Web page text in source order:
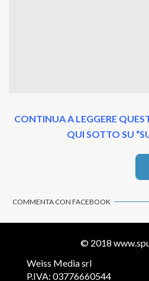
CONTINUA A LEGGERE
QUI SOTTO SU
COMMENTA CON FACEBOOK
© 2018
Weiss Media srl
P.IVA: 03776660544